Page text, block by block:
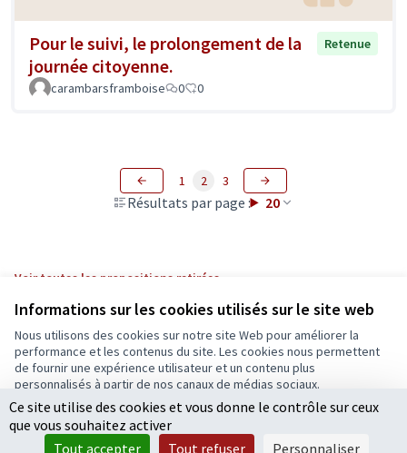
Informations sur les cookies utilisés sur le site web
Nous utilisons des cookies sur notre site Web pour améliorer la
performance et les contenus du site. Les cookies nous permettent
de fournir une expérience utilisateur et un contenu plus
personnalisés à partir de nos canaux de médias sociaux.
Tout accepter
Accepter seulement les cookies essentiels
Pour le suivi, le prolongement de la
journée citoyenne.
Retenue
carambarsframboise 0 0
Résultats par page : 20
1 2 3
Voir toutes les propositions retirées
Conditions d'utilisation
Paramètres des cookies
Ecrivons Angers sur X
(Lien externe)
Ecrivons Angers sur Facebook
(Lien externe)
Ce site utilise des cookies et vous donne le contrôle sur ceux
que vous souhaitez activer
Tout accepter
Tout refuser Personnaliser